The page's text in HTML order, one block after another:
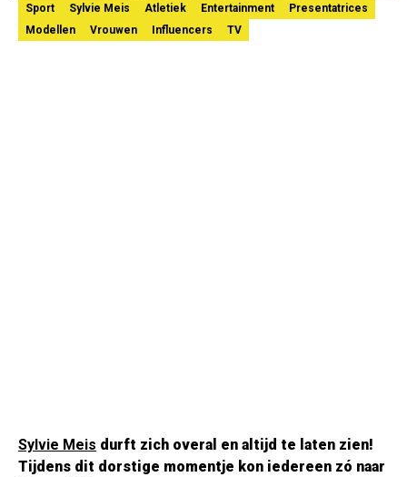
Sport Sylvie Meis Atletiek Entertainment
Presentatrices
Modellen
Vrouwen Influencers TV
Sylvie Meis durft zich overal en altijd te laten zien!
Tijdens dit dorstige momentje kon iedereen zó naar